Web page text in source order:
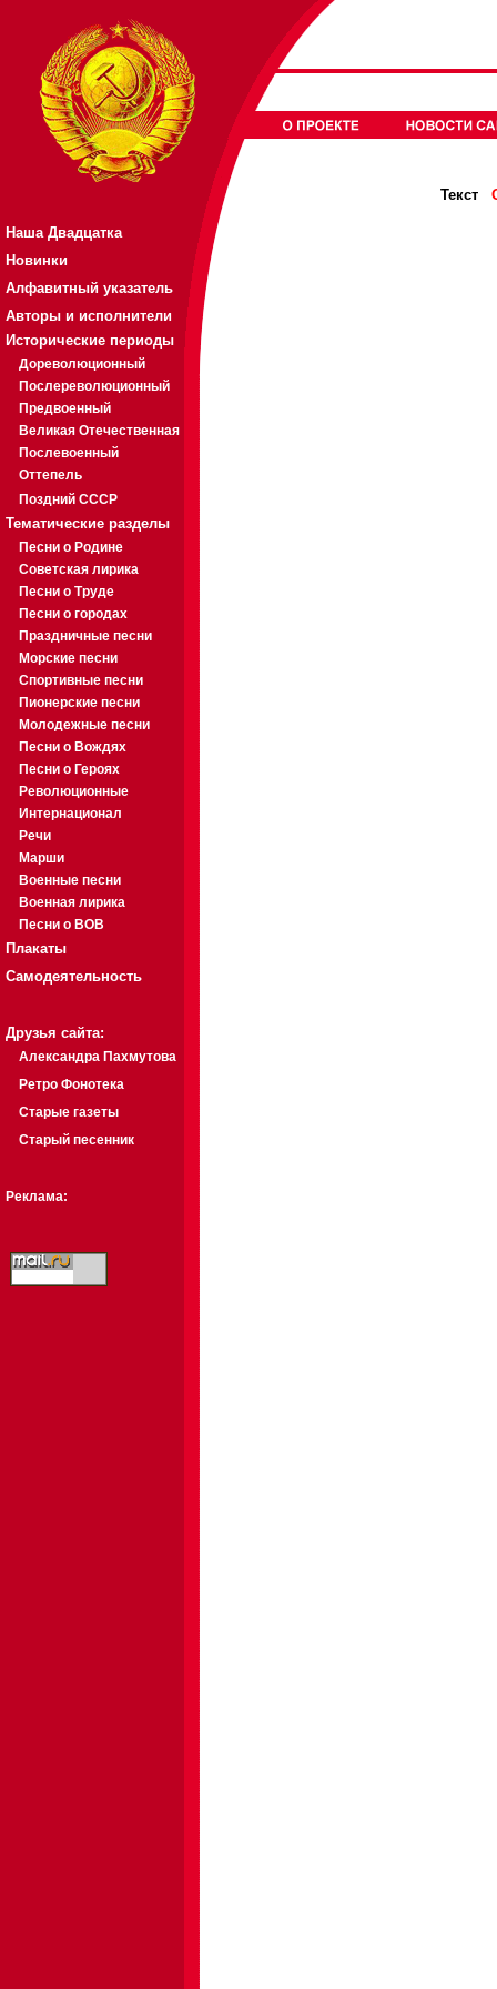
Наша Двадцатка
Новинки
Алфавитный указатель
Авторы и исполнители
Исторические периоды
Дореволюционный
Послереволюционный
Предвоенный
Великая Отечественная
Послевоенный
Оттепель
Поздний СССР
Тематические разделы
Песни о Родине
Советская лирика
Песни о Труде
Песни о городах
Праздничные песни
Морские песни
Спортивные песни
Пионерские песни
Молодежные песни
Песни о Вождях
Песни о Героях
Революционные
Интернационал
Речи
Марши
Военные песни
Военная лирика
Песни о ВОВ
Плакаты
Самодеятельность
Друзья сайта:
Александра Пахмутова
Ретро Фонотека
Старые газеты
Старый песенник
Реклама:
Текст